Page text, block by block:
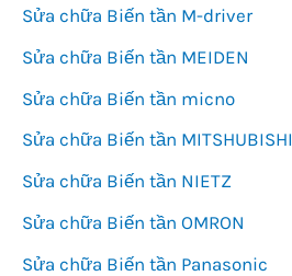
Sửa chữa Biến tần M-driver
Sửa chữa Biến tần MEIDEN
Sửa chữa Biến tần micno
Sửa chữa Biến tần MITSHUBISHI
Sửa chữa Biến tần NIETZ
Sửa chữa Biến tần OMRON
Sửa chữa Biến tần Panasonic